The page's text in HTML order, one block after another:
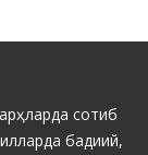
сотиб
бадиий,